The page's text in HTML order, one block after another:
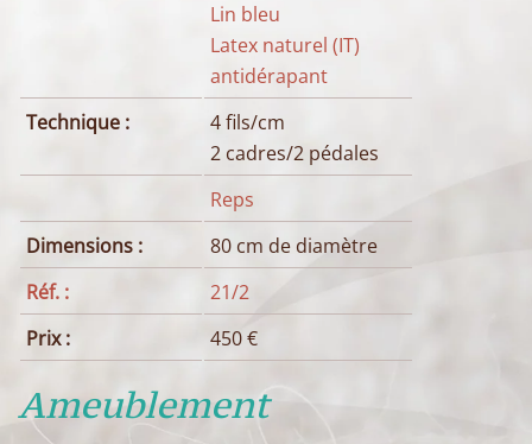
Lin bleu
Latex naturel (IT)
antidérapant
Technique :
4 fils/cm
2 cadres/2 pédales
Reps
Dimensions :
80 cm de diamètre
Réf. :
21/2
Prix :
450 €
Ameublement